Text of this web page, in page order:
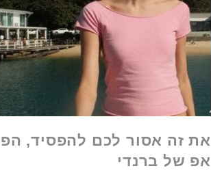
את זה אסור לכם להפסיד,
אפ של ברנדי